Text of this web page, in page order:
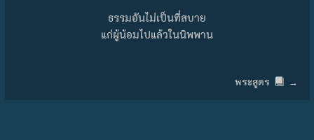
ธรรมอันไม่เป็นที่สบาย
แก่ผู้น้อมไปแล้วในนิพพาน
พระสูตร →